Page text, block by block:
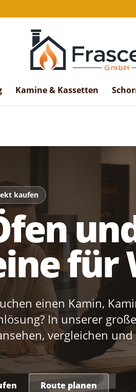
Kamine & Kassetten
kaufen
für
einen Kamin,
In unserer
vergleichen
Route planen